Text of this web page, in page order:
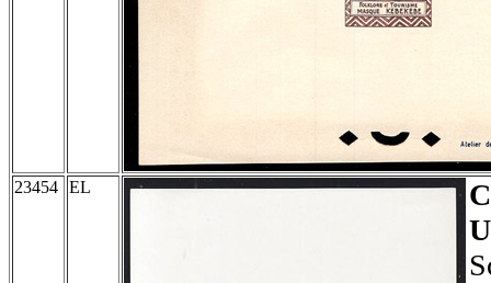
23454 EL